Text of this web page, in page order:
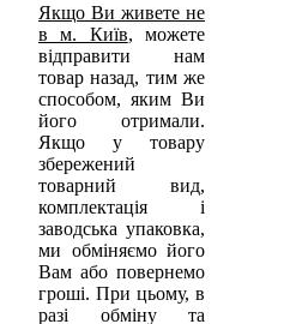
Якщо Ви живете не
в м. Київ, можете
відправити нам
товар назад, тим же
способом, яким Ви
його отримали.
Якщо у товару
збережений
товарний вид,
комплектація і
заводська упаковка,
ми обміняємо його
Вам або повернемо
гроші. При цьому, в
разі обміну та